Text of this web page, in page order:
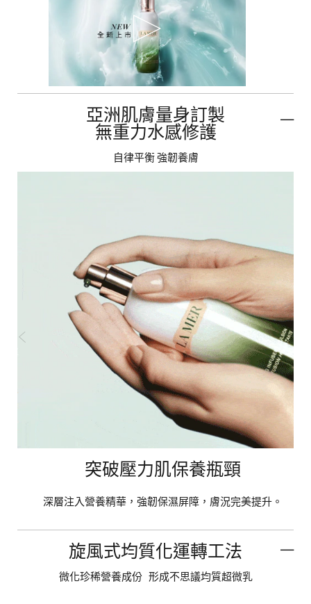
亞洲肌膚量身訂製
無重力水感修護
自律平衡 強韌養膚
突破壓力肌保養瓶頸
深層注入營養精華，強韌保濕屏障，膚況完美提升。
旋風式均質化運轉工法
微化珍稀營養成份 形成不思議均質超微乳